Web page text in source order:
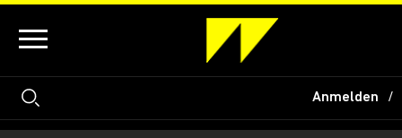
Anmelden